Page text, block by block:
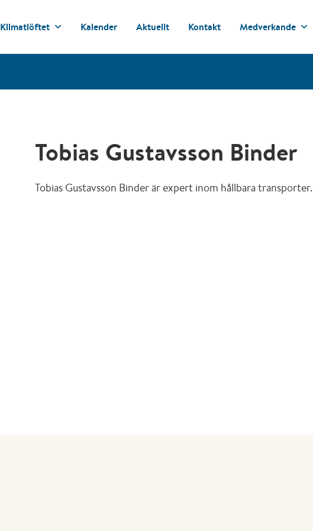
Klimatlöftet Kalender Aktuellt Kontakt Medverkande
Tobias Gustavsson Binder
Tobias Gustavsson Binder är expert inom hållbara transporter.